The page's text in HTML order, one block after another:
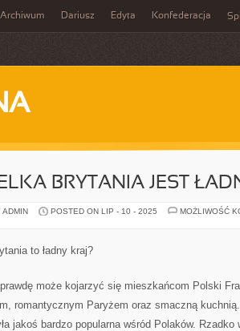
Archiwum Dariusz Edyta Konfederacja
BRYTANIA JEST
ADMIN POSTED ON LIP - 10 - 2025
MOŻLIWOŚĆ
to ładny kraj?
może kojarzyć się mieszkańcom Polski
romantycznym Paryżem oraz smaczną
jakoś bardzo popularna wśród Polaków. Rzadko